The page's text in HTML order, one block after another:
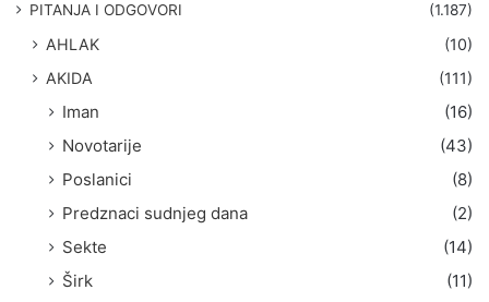
PITANJA I ODGOVORI (1.187)
AHLAK
(10)
AKIDA
(111)
Iman
(16)
Novotarije
(43)
Poslanici
(8)
Predznaci sudnjeg dana
(2)
Sekte
(14)
Širk
(11)